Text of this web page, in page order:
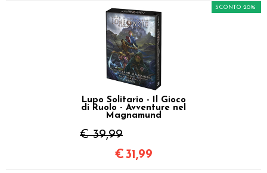
Lupo Solitario - Il Gioco
di Ruolo - Avventure nel
Magnamund
€ 39,99
SCONTO 20%
€31,99